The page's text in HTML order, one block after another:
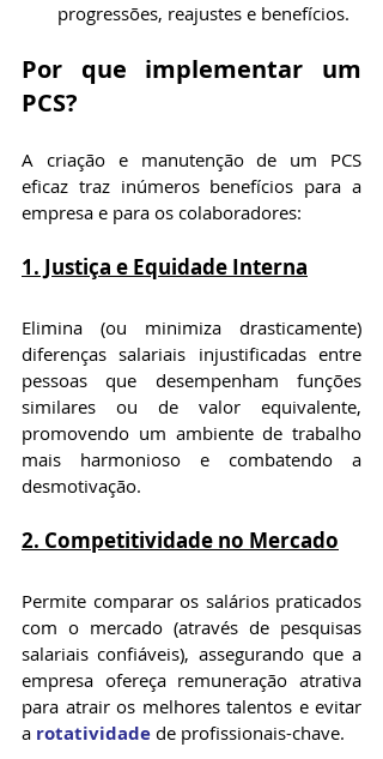
progressões, reajustes e benefícios.
Por que implementar um
PCS?
A criação e manutenção de um PCS
eficaz traz inúmeros benefícios para a
empresa e para os colaboradores:
1. Justiça e Equidade Interna
Elimina (ou minimiza drasticamente)
diferenças salariais injustificadas entre
pessoas que desempenham funções
similares ou de valor equivalente,
promovendo um ambiente de trabalho
mais harmonioso e combatendo a
desmotivação.
2. Competitividade no Mercado
Permite comparar os salários praticados
com o mercado (através de pesquisas
salariais confiáveis), assegurando que a
empresa ofereça remuneração atrativa
para atrair os melhores talentos e evitar
a rotatividade de profissionais-chave.